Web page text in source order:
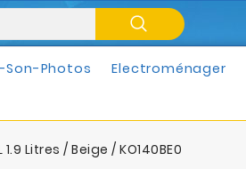
Son-Photos Electroménager
1.9 Litres / Beige / KO140BE0